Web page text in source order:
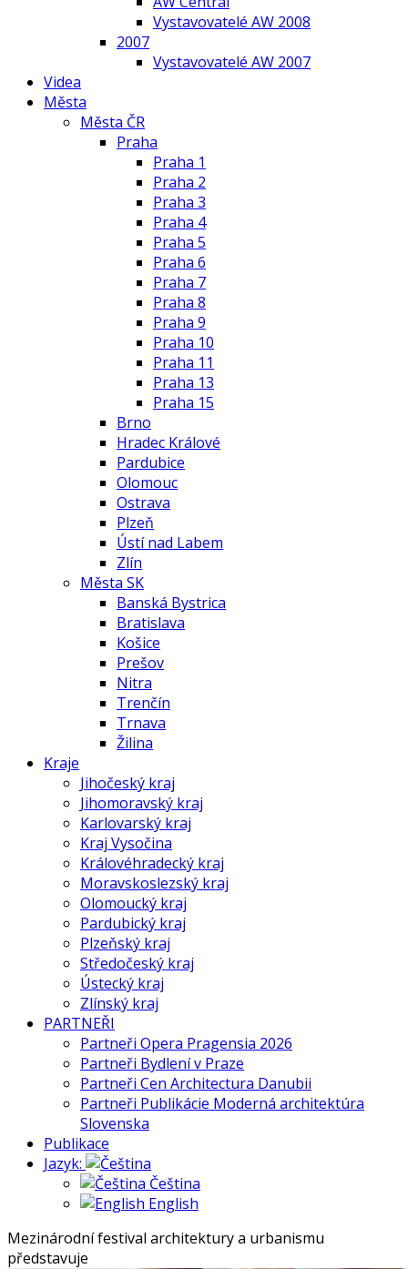
Vystavovatelé AW 2008
2007
Vystavovatelé AW 2007
Videa
Města
Města ČR
Praha
Praha 1
Praha 2
Praha 3
Praha 4
Praha 5
Praha 6
Praha 7
Praha 8
Praha 9
Praha 10
Praha 11
Praha 13
Praha 15
Brno
Hradec Králové
Pardubice
Olomouc
Ostrava
Plzeň
Ústí nad Labem
Zlín
Města SK
Banská Bystrica
Bratislava
Košice
Prešov
Nitra
Trenčín
Trnava
Žilina
Kraje
Jihočeský kraj
Jihomoravský kraj
Karlovarský kraj
Kraj Vysočina
Královéhradecký kraj
Moravskoslezský kraj
Olomoucký kraj
Pardubický kraj
Plzeňský kraj
Středočeský kraj
Ústecký kraj
Zlínský kraj
PARTNEŘI
Partneři Opera Pragensia 2026
Partneři Bydlení v Praze
Partneři Cen Architectura Danubii
Partneři Publikácie Moderná architektúra
Slovenska
Publikace
Jazyk:
Čeština
English
Mezinárodní festival architektury a urbanismu
představuje